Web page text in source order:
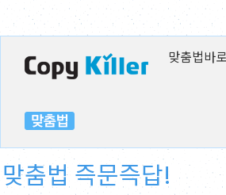
맞춤법바
맞춤법 즉문즉답!